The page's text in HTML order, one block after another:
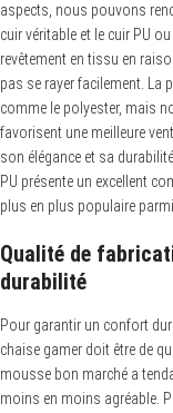
aspects, nous pouvons
cuir véritable et le cuir PU
revêtement en tissu en
pas se rayer facilement. La
comme le polyester, mais
favorisent une meilleure
son élégance et sa
PU présente un excellent
plus en plus populaire
Qualité de
durabilité
Pour garantir un confort
chaise gamer doit être de
mousse bon marché a
moins en moins agréable.
e
a
h
f
: